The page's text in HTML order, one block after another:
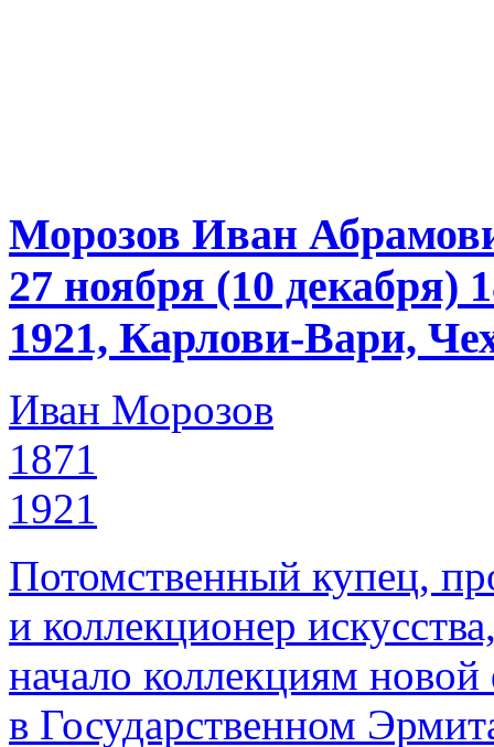
Морозов Иван
27 ноября (10
1921, Карлови-Вари,
Иван Морозов
1871
1921
Потомственный купец,
и коллекционер
начало коллекциям
в Государственном